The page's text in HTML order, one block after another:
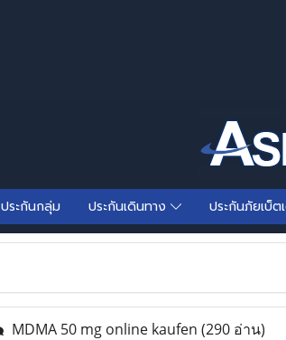
ประกันกลุ่ม ประกันเดินทาง ประกันภัยเบ็
MDMA 50 mg online kaufen (290 อ่าน)